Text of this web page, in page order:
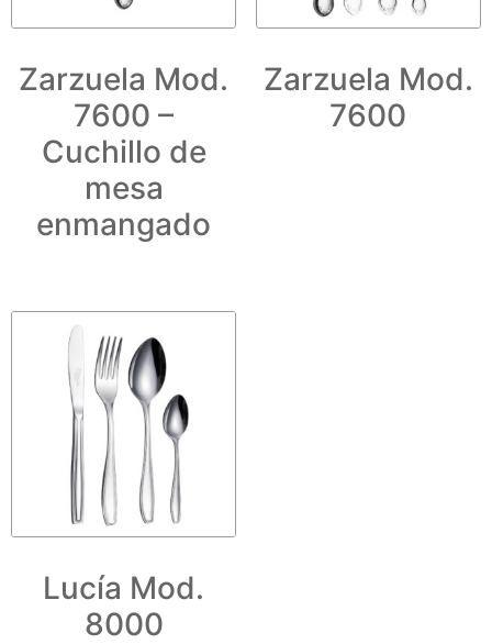
Zarzuela Mod.
7600 –
Cuchillo de
mesa
enmangado
Zarzuela Mod.
7600
Lucía Mod.
8000